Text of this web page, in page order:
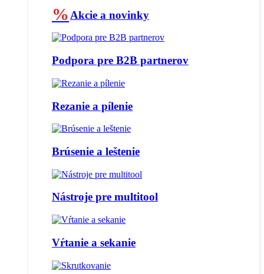
% Akcie a novinky
Podpora pre B2B partnerov
Rezanie a pílenie
Brúsenie a leštenie
Nástroje pre multitool
Vŕtanie a sekanie